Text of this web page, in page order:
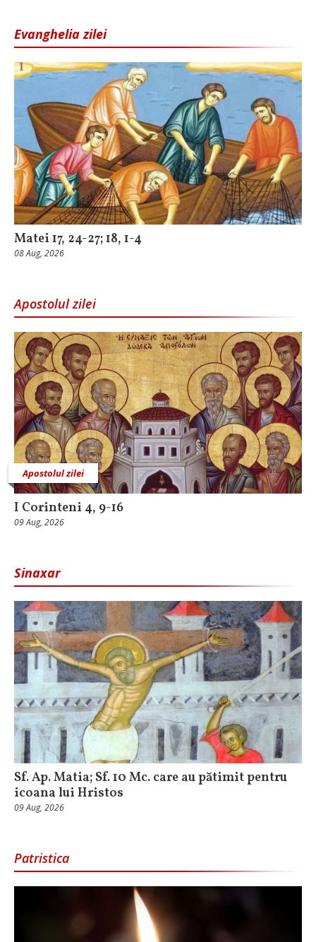
Evanghelia zilei
Matei 17, 24-27; 18, 1-4
08 Aug, 2026
Apostolul zilei
Apostolul zilei
I Corinteni 4, 9-16
09 Aug, 2026
Sinaxar
Sf. Ap. Matia; Sf. 10 Mc. care au pătimit pentru
icoana lui Hristos
09 Aug, 2026
Patristica